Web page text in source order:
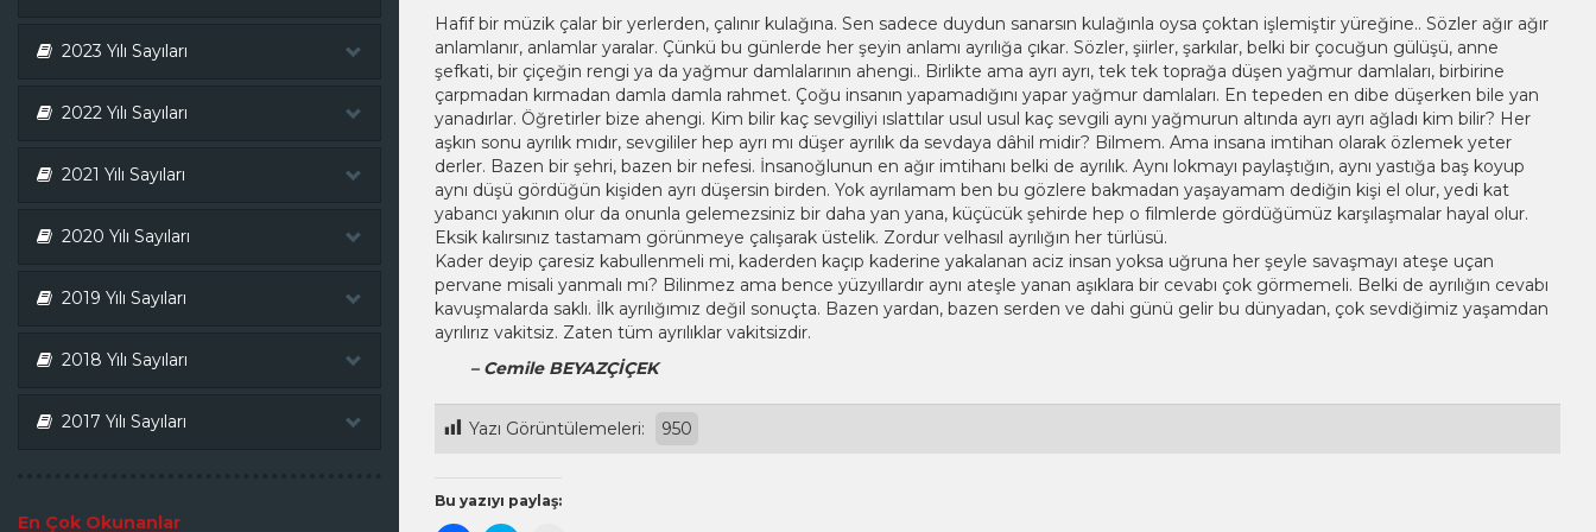
2023 Yılı Sayıları
2022 Yılı Sayıları
2021 Yılı Sayıları
2020 Yılı Sayıları
2019 Yılı Sayıları
2018 Yılı Sayıları
2017 Yılı Sayıları
En Çok Okunanlar
Hafif bir müzik çalar bir yerlerden, çalınır kulağına. Sen sadece duydun sanarsın kulağınla oysa çoktan işlemiştir yüreğine.. Sözler ağır ağır
anlamlanır, anlamlar yaralar. Çünkü bu günlerde her şeyin anlamı ayrılığa çıkar. Sözler, şiirler, şarkılar, belki bir çocuğun gülüşü, anne
şefkati, bir çiçeğin rengi ya da yağmur damlalarının ahengi.. Birlikte ama ayrı ayrı, tek tek toprağa düşen yağmur damlaları, birbirine
çarpmadan kırmadan damla damla rahmet. Çoğu insanın yapamadığını yapar yağmur damlaları. En tepeden en dibe düşerken bile yan
yanadırlar. Öğretirler bize ahengi. Kim bilir kaç sevgiliyi ıslattılar usul usul kaç sevgili aynı yağmurun altında ayrı ayrı ağladı kim bilir? Her
aşkın sonu ayrılık mıdır, sevgililer hep ayrı mı düşer ayrılık da sevdaya dâhil midir? Bilmem. Ama insana imtihan olarak özlemek yeter
derler. Bazen bir şehri, bazen bir nefesi. İnsanoğlunun en ağır imtihanı belki de ayrılık. Aynı lokmayı paylaştığın, aynı yastığa baş koyup
aynı düşü gördüğün kişiden ayrı düşersin birden. Yok ayrılamam ben bu gözlere bakmadan yaşayamam dediğin kişi el olur, yedi kat
yabancı yakının olur da onunla gelemezsiniz bir daha yan yana, küçücük şehirde hep o filmlerde gördüğümüz karşılaşmalar hayal olur.
Eksik kalırsınız tastamam görünmeye çalışarak üstelik. Zordur velhasıl ayrılığın her türlüsü.
Kader deyip çaresiz kabullenmeli mi, kaderden kaçıp kaderine yakalanan aciz insan yoksa uğruna her şeyle savaşmayı ateşe uçan
pervane misali yanmalı mı? Bilinmez ama bence yüzyıllardır aynı ateşle yanan aşıklara bir cevabı çok görmemeli. Belki de ayrılığın cevabı
kavuşmalarda saklı. İlk ayrılığımız değil sonuçta. Bazen yardan, bazen serden ve dahi günü gelir bu dünyadan, çok sevdiğimiz yaşamdan
ayrılırız vakitsiz. Zaten tüm ayrılıklar vakitsizdir.
– Cemile BEYAZÇİÇEK
Yazı Görüntülemeleri: 950
Bu yazıyı paylaş: